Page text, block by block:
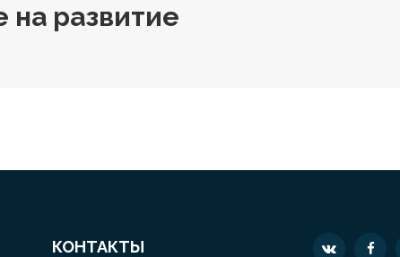
развитие
КОНТАКТЫ